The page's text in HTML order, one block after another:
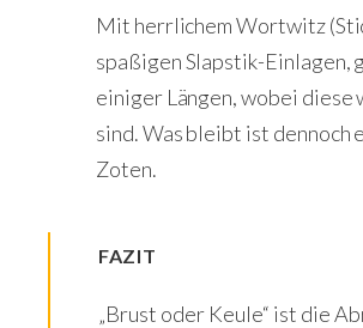
Mit herrlichem Wortwitz
spaßigen Slapstik-Einlagen,
einiger Längen, wobei diese
sind. Was bleibt ist
Zoten.
FAZIT
„Brust oder Keule“ ist die